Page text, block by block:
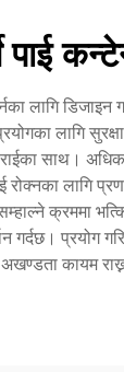
पाई
लागि
लागि
साथ।
लागि
क्रममा
प्रयोग
कायम